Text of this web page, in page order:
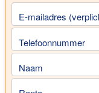
E-mailadres
Telefoonnummer
Naam